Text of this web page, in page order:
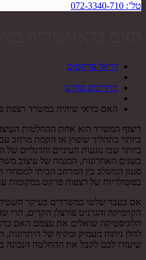
טל’: 072-3340-710
רויאל פרקטים
מדריכים ומידע
האם כדאי שיהיה במשרד רצפת
ריצוף המשרד הוא אחת ההחלטות
ביותר בתהליך שיפוץ או הקמת מרחב
ביותר שבו נוגעות העיניים והרגליים
בשנים האחרונות, המגמה של עיצוב
סגנון המשלב בין המרחב הביתי למסחרי
בפופולריות של רצפות פרקט במקומות
אם בעבר שלטו במשרדים בעיקר
הקרמיקה והגרניט פורצלן הקרים, הרי
הלוגיסטיקה שואלים את עצמם האם
להלן ניתוח מעמיק ומקיף של היתרונות,
שיעזרו לכם לקבל את ההחלטה הנכונה